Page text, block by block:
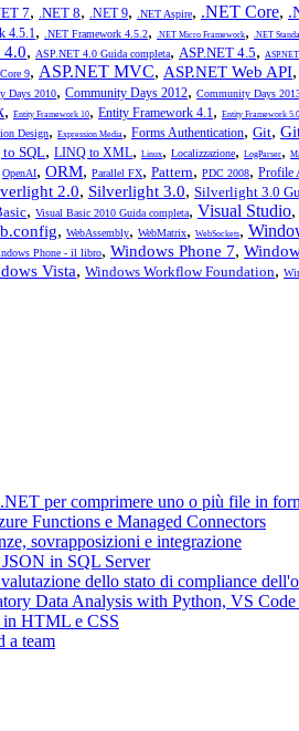
7, .NET 8, .NET 9, .NET Aspire, .NET Core,
4.5.1 , .NET Framework 4.5.2, .NET Micro Framework, .NET
4.0, ASP.NET 4.0 Guida completa, ASP.NET 4.5,
9, ASP.NET MVC, ASP.NET Web API,
Days 2010, Community Days 2012, Community Days
, Entity Framework 10, Entity Framework 4.1 , Entity Framework 5.0
Design, Expression Media , Forms Authentication, Git,
SQL, LINQ to XML, Linux, Localizzazione, LogParser,
OpenAI, ORM, Parallel FX, Pattern, PDC 2008, Profile
2.0, Silverlight 3.0, Silverlight 3.0
, Visual Basic 2010 Guida completa, Visual Studio,
, WebAssembly, WebMatrix, WebSockets,
Phone - il libro, Windows Phone 7,
Vista, Windows Workflow Foundation,
per comprimere uno o più file in
Functions e Managed Connectors
sovrapposizioni e integrazione
in SQL Server
dello stato di compliance
Data Analysis with Python, VS
in HTML e CSS
a team